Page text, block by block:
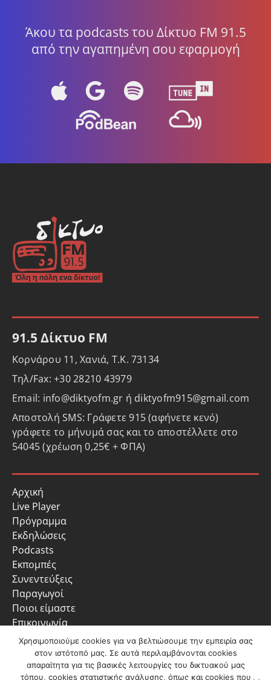
Άκου τα podcasts του Δίκτυο FM 91.5
από την αγαπημένη σου εφαρμογή
91.5 Δίκτυο FM
Κορνάρου 11, Χανιά, Τ.Κ. 73134
Τηλ/Fax: +30 28210 43979
Email: info@diktyofm.gr ή diktyofm915@gmail.com
Αποστολή SMS: Γράφετε 915 (αφήνετε κενό)
γράφετε το μήνυμά σας και το αποστέλλετε στο
54045 (χρέωση 0,25€ + ΦΠΑ)
Αρχική
Live Player
Πρόγραμμα
Εκδηλώσεις
Podcasts
Εκπομπές
Συνεντεύξεις
Παραγωγοί
Ποιοι είμαστε
Επικοινωνία
Πολιτική Απορρήτου
Χρησιμοποιούμε cookies για να βελτιώσουμε την εμπειρία σας
στον ιστότοπό μας. Σε αυτά περιλαμβάνονται cookies
απαραίτητα για τις βασικές λειτουργίες του δικτυακού μας
τόπου, cookies στατιστικής ανάλυσης, όπως και cookies που